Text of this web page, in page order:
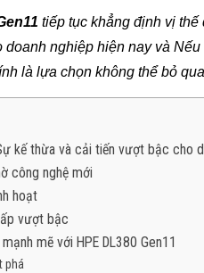
tiếp tục khẳng định vị
nghiệp hiện nay và
là lựa chọn không thể bỏ
kế thừa và cải tiến vượt bậc cho
công nghệ mới
hoạt
vượt bậc
mẽ với HPE DL380 Gen11
phá